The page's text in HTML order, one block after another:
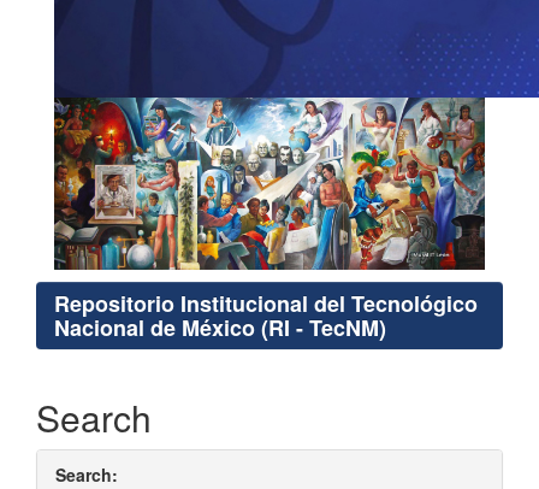
Repositorio Institucional del Tecnológico
Nacional de México (RI - TecNM)
Search
Search: